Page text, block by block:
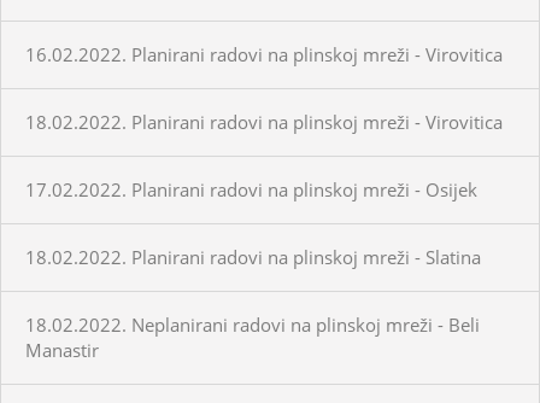
16.02.2022. Planirani radovi na plinskoj mreži - Virovitica
18.02.2022. Planirani radovi na plinskoj mreži - Virovitica
17.02.2022. Planirani radovi na plinskoj mreži - Osijek
18.02.2022. Planirani radovi na plinskoj mreži - Slatina
18.02.2022. Neplanirani radovi na plinskoj mreži - Beli
Manastir